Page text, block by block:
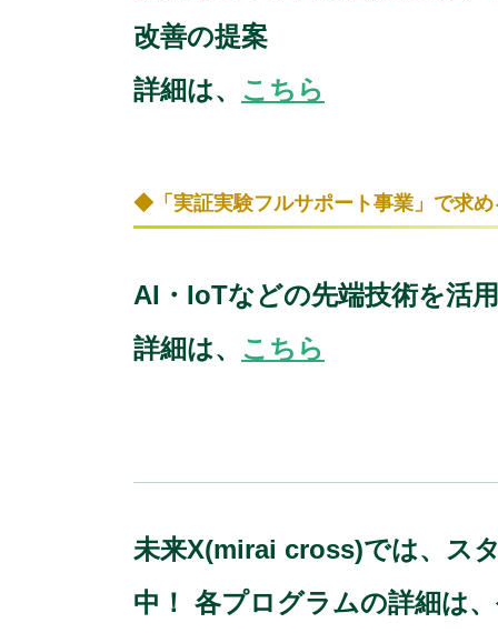
改善の提案
詳細は、 こちら
◆「実証実験フルサポート事業」で求め
AI・IoTなどの先端技術を活
詳細は、 こちら
未来X(mirai cross)では、ス
中！ 各プログラムの詳細は